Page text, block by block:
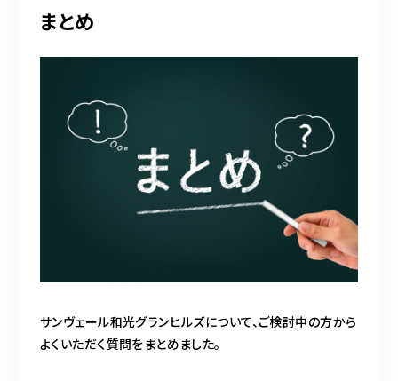
まとめ
サンヴェール和光グランヒルズについて、ご検討中の方から
よくいただく質問をまとめました。